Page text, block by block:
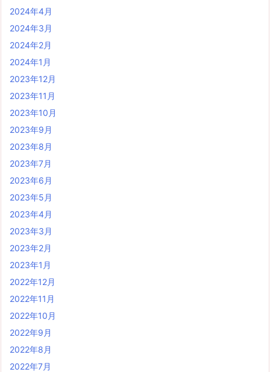
2024年4月
2024年3月
2024年2月
2024年1月
2023年12月
2023年11月
2023年10月
2023年9月
2023年8月
2023年7月
2023年6月
2023年5月
2023年4月
2023年3月
2023年2月
2023年1月
2022年12月
2022年11月
2022年10月
2022年9月
2022年8月
2022年7月